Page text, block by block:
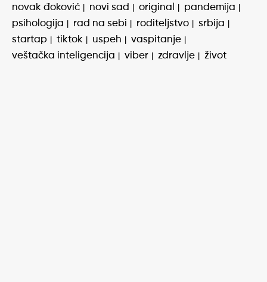
novak đoković
novi sad original
pandemija
psihologija
rad na sebi roditeljstvo
srbija
startap
tiktok uspeh
vaspitanje
veštačka inteligencija
viber zdravlje život